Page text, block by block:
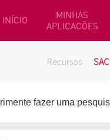
INÍCIO
MINHAS
APLICACÕES
Recursos SAC